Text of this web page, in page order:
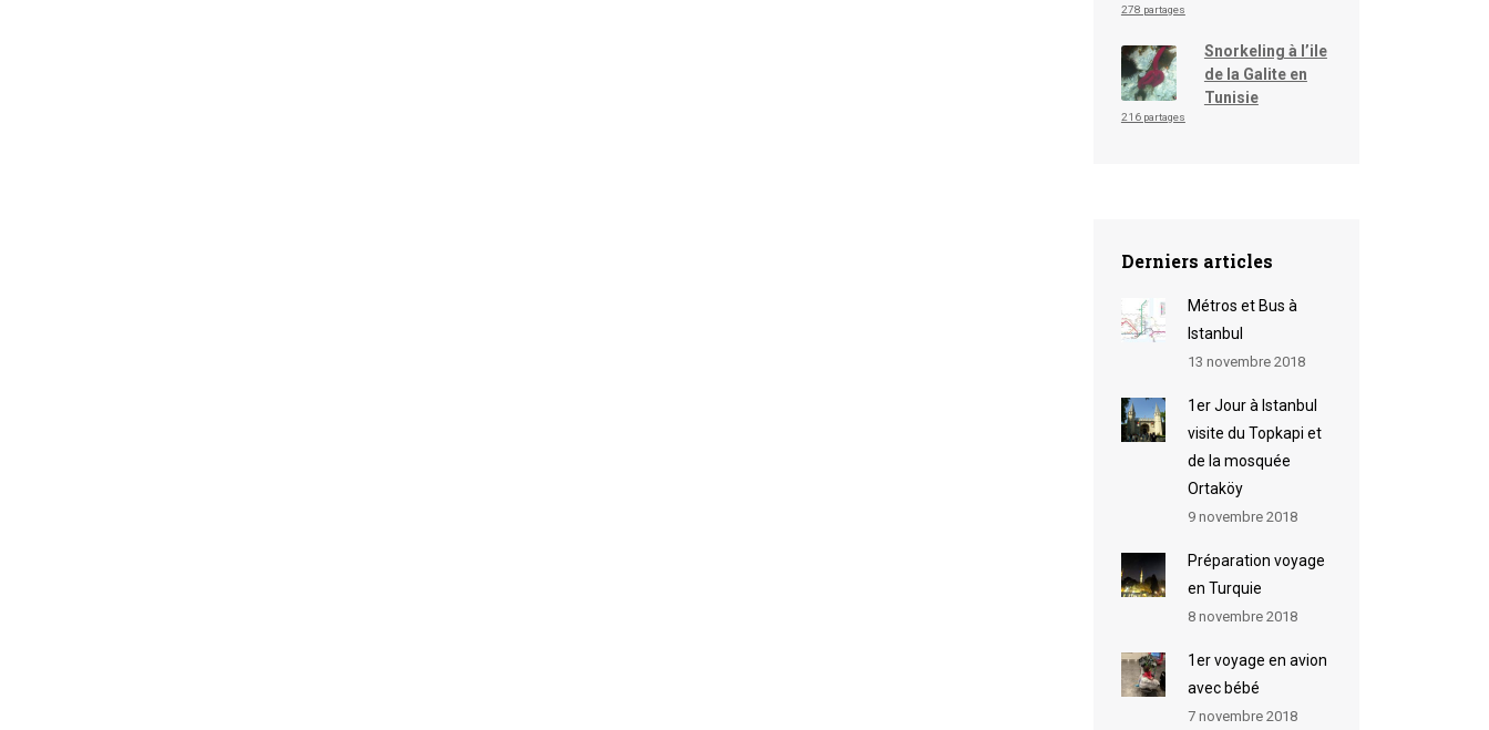
278 partages
Snorkeling à l’ile
de la Galite en
Tunisie
216 partages
Derniers articles
Métros et Bus à
Istanbul
13 novembre 2018
1er Jour à Istanbul
visite du Topkapi et
de la mosquée
Ortaköy
9 novembre 2018
Préparation voyage
en Turquie
8 novembre 2018
1er voyage en avion
avec bébé
7 novembre 2018